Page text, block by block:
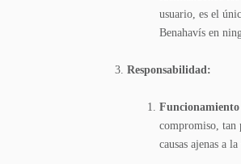
usuario, es el
Benahavís en
Responsabilidad:
compromiso, tan
causas ajenas a